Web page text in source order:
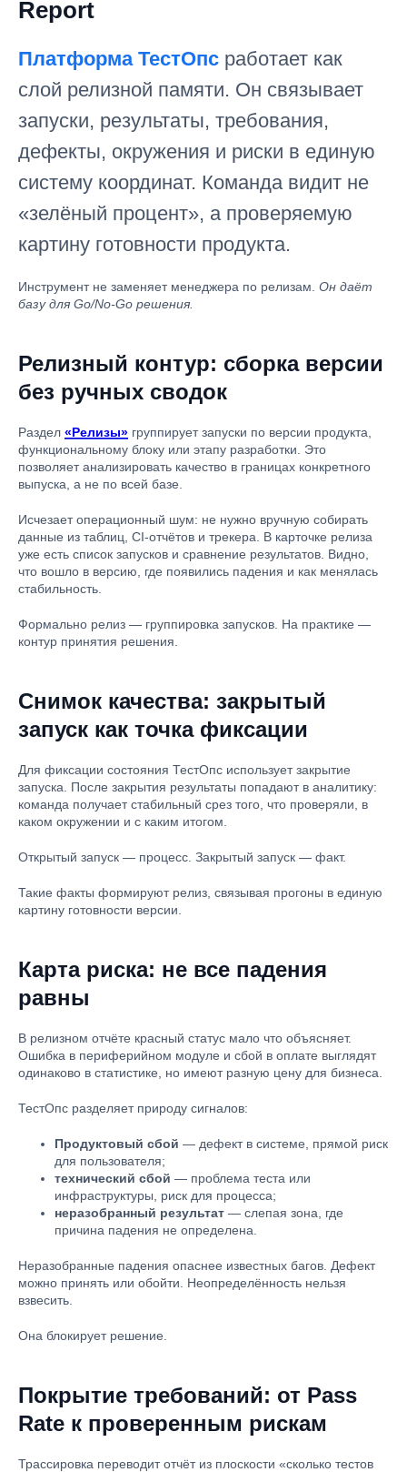
Report
Платформа ТестОпс работает как
слой релизной памяти. Он связывает
запуски, результаты, требования,
дефекты, окружения и риски в единую
систему координат. Команда видит не
«зелёный процент», а проверяемую
картину готовности продукта.
Инструмент не заменяет менеджера по релизам. Он даёт
базу для Go/No-Go решения.
Релизный контур: сборка версии
без ручных сводок
Раздел «Релизы» группирует запуски по версии продукта,
функциональному блоку или этапу разработки. Это
позволяет анализировать качество в границах конкретного
выпуска, а не по всей базе.
Исчезает операционный шум: не нужно вручную собирать
данные из таблиц, CI-отчётов и трекера. В карточке релиза
уже есть список запусков и сравнение результатов. Видно,
что вошло в версию, где появились падения и как менялась
стабильность.
Формально релиз — группировка запусков. На практике —
контур принятия решения.
Снимок качества: закрытый
запуск как точка фиксации
Для фиксации состояния ТестОпс использует закрытие
запуска. После закрытия результаты попадают в аналитику:
команда получает стабильный срез того, что проверяли, в
каком окружении и с каким итогом.
Открытый запуск — процесс. Закрытый запуск — факт.
Такие факты формируют релиз, связывая прогоны в единую
картину готовности версии.
Карта риска: не все падения
равны
В релизном отчёте красный статус мало что объясняет.
Ошибка в периферийном модуле и сбой в оплате выглядят
одинаково в статистике, но имеют разную цену для бизнеса.
ТестОпс разделяет природу сигналов:
Продуктовый сбой — дефект в системе, прямой риск
для пользователя;
технический сбой — проблема теста или
инфраструктуры, риск для процесса;
неразобранный результат — слепая зона, где
причина падения не определена.
Неразобранные падения опаснее известных багов. Дефект
можно принять или обойти. Неопределённость нельзя
взвесить.
Она блокирует решение.
Покрытие требований: от Pass
Rate к проверенным рискам
Трассировка переводит отчёт из плоскости «сколько тестов